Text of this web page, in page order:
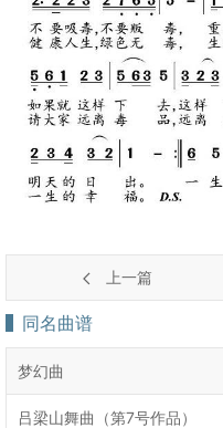
上一篇
同名曲谱
梦幻曲
吕梁山舞曲（第7号作品）